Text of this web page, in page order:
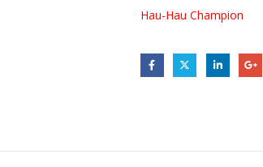
Hau-Hau Champion